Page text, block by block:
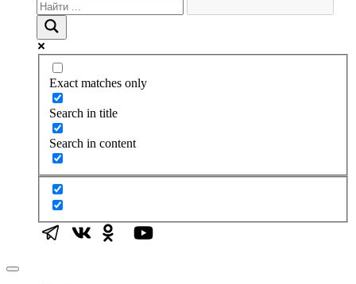
Exact matches only
Search in title
Search in content